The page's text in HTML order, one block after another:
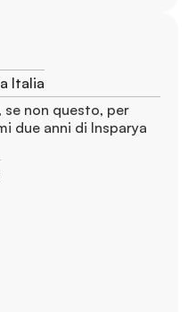
Italia
non questo, per
due anni di Insparya